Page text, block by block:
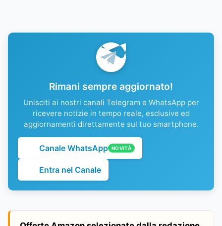
Rimani sempre aggiornato!
Unisciti ai nostri canali Telegram e WhatsApp per
ricevere notizie in tempo reale, esclusive ed
aggiornamenti direttamente sul tuo smartphone.
Canale WhatsApp NOVITÀ
Entra nel Canale